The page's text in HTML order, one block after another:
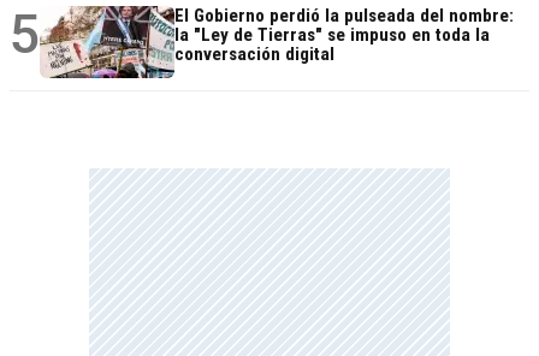
5
El Gobierno perdió la pulseada del nombre:
la "Ley de Tierras" se impuso en toda la
conversación digital